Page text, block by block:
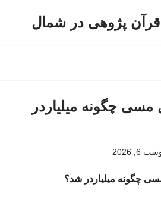
پژوهی در شمال
مسی چگونه میلیاردر
6, 2026
چگونه میلیاردر شد؟